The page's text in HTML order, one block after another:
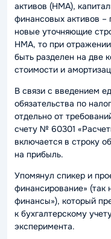
активов (НМА),
финансовых активов –
новые уточняющие
НМА, то при
быть разделен на две
стоимости и
В связи с введением
обязательства по
отдельно от
счету № 60301
включается в строку
на прибыль.
Упомянул спикер и
финансирование»
финансы»), который
к бухгалтерскому
эксперимента.